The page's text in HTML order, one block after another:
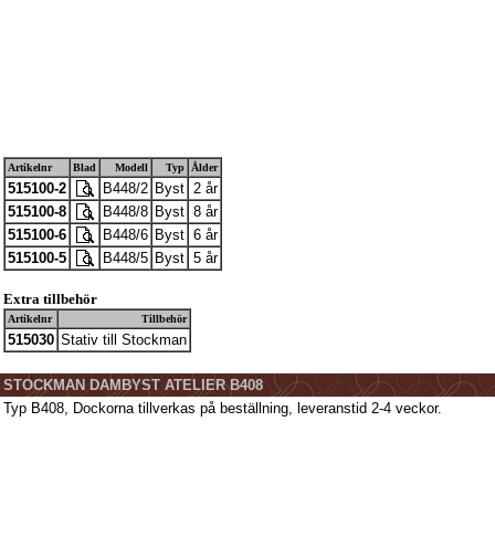
Artikelnr Blad Modell Typ Ålder
515100-2 B448/2 Byst 2 år
515100-8
B448/8 Byst 8 år
515100-6
B448/6 Byst 6 år
515100-5
B448/5 Byst 5 år
Extra tillbehör
Artikelnr Tillbehör
515030 Stativ till Stockman
STOCKMAN DAMBYST ATELIER B408
Typ B408, Dockorna tillverkas på beställning, leveranstid 2-4 veckor.